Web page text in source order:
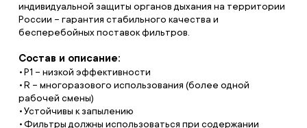
индивидуальной защиты органов дыхания на территории
России – гарантия стабильного качества и
бесперебойных поставок фильтров.
Состав и описание:
P1 – низкой эффективности
R – многоразового использования (более одной
рабочей смены)
Устойчивы к запылению
Фильтры должны использоваться при содержании